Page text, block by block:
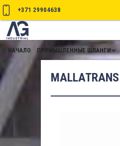
+371 29904638
НАЧАЛО ПРОМЫШЛЕННЫЕ ШЛАНГИ
MALLATRANS